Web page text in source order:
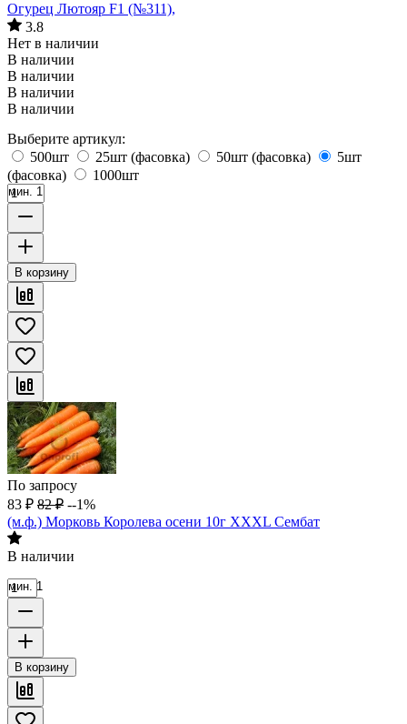
Огурец Лютояр F1 (№311),
3.8
Нет в наличии
В наличии
В наличии
В наличии
В наличии
Выберите артикул:
500шт
25шт (фасовка) 50шт (фасовка)
5шт
(фасовка)
1000шт
мин. 1
В корзину
По запросу
83 ₽ 82 ₽ --1%
(м.ф.) Морковь Королева осени 10г XXXL Сембат
В наличии
мин. 1
В корзину